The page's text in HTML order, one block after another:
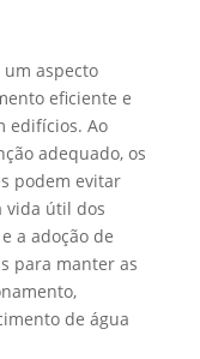
um aspecto
eficiente e
edifícios. Ao
adequado, os
podem evitar
vida útil dos
a adoção de
para manter as
de água